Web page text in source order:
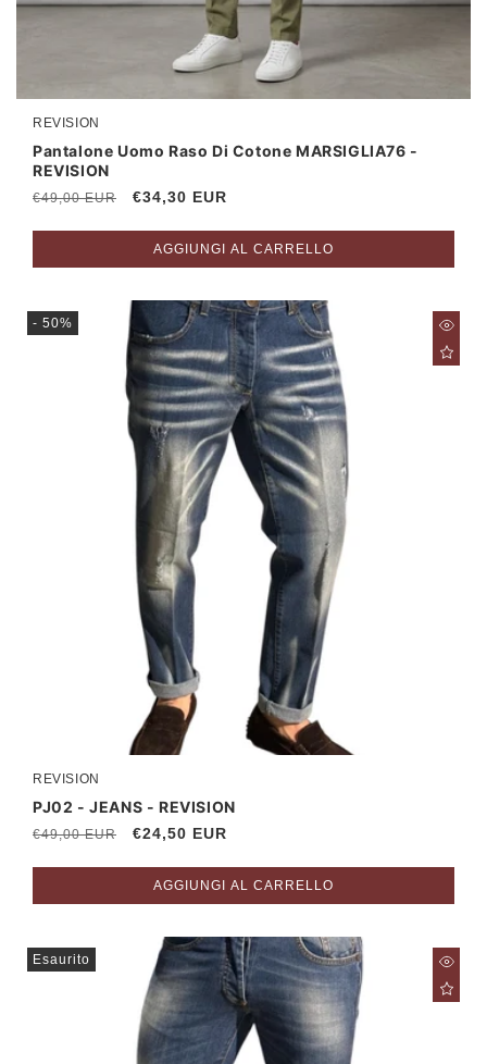
Produttore:
REVISION
Pantalone Uomo Raso Di Cotone MARSIGLIA76 -
REVISION
Prezzo
€49,00 EUR
Prezzo
€34,30 EUR
AGGIUNGI AL CARRELLO
- 50%
Produttore:
REVISION
PJ02 - JEANS - REVISION
Prezzo
€49,00 EUR
Prezzo
€24,50 EUR
AGGIUNGI AL CARRELLO
Esaurito